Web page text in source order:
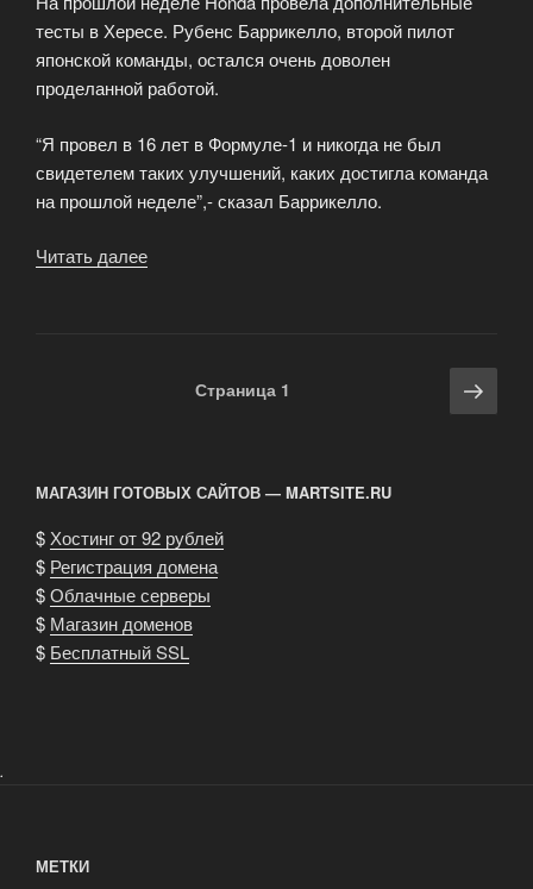
тесты в Хересе. Рубенс Баррикелло, второй пилот
японской команды, остался очень доволен
проделанной работой.
“Я провел в 16 лет в Формуле-1 и никогда не был
свидетелем таких улучшений, каких достигла команда
на прошлой неделе”,- сказал Баррикелло.
Читать далее
Страница 1
МАГАЗИН ГОТОВЫХ САЙТОВ — MARTSITE.RU
$ Хостинг от 92 рублей
$ Регистрация домена
$Облачные серверы
$ Магазин доменов
$ Бесплатный SSL
.
МЕТКИ